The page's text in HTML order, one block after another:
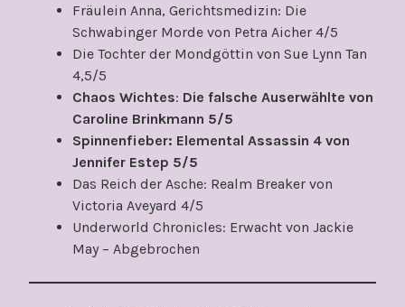
Fräulein Anna, Gerichtsmedizin: Die
Schwabinger Morde von Petra Aicher 4/5
Die Tochter der Mondgöttin von Sue Lynn Tan
4,5/5
Chaos Wichtes: Die falsche Auserwählte von
Caroline Brinkmann 5/5
Spinnenfieber: Elemental Assassin 4 von
Jennifer Estep 5/5
Das Reich der Asche: Realm Breaker von
Victoria Aveyard 4/5
Underworld Chronicles: Erwacht von Jackie
May – Abgebrochen